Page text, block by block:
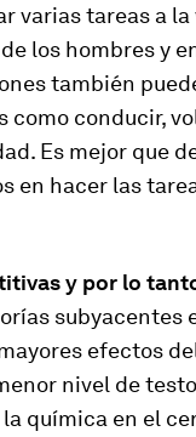
varias tareas a
los hombres y
también
como conducir,
Es mejor que
en hacer las
y por lo
subyacentes
efectos
nivel de
química en el